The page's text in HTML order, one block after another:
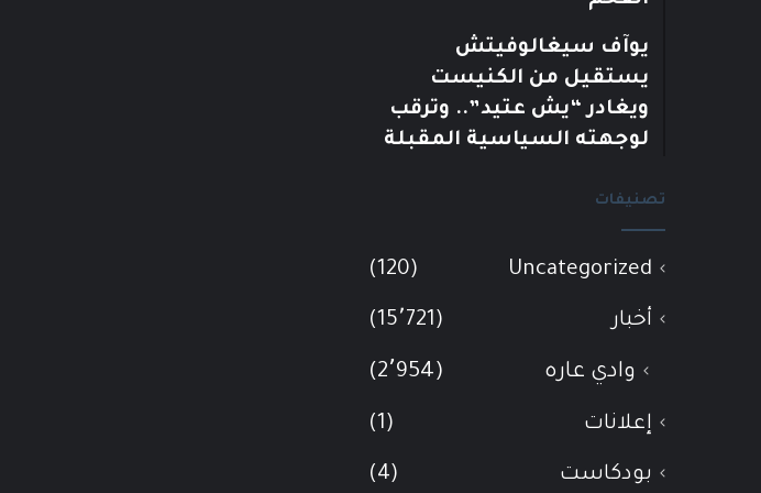
يوآف سيغالوفيتش
يستقيل من الكنيست
ويغادر “يش عتيد”.. وترقب
لوجهته السياسية المقبلة
تصنيفات
Uncategorized
(120)
أخبار (15٬721)
وادي عاره (2٬954)
إعلانات (1)
بودكاست (4)